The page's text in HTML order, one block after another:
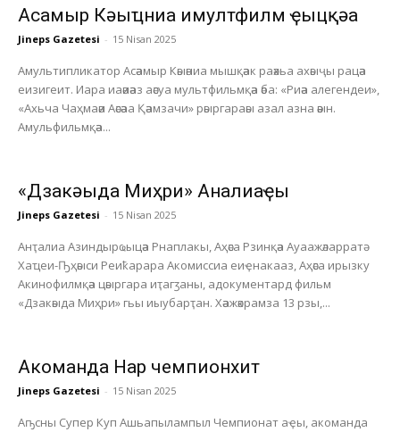
Асҭамыр Кәыҵниа имултфилм ҿыцқәа
Jineps Gazetesi - 15 Nisan 2025
Амультипликатор Асәамыр Кәыәниа мышқәак раәхьа ахәыҷы рацәа
еизигеит. Иара иаәиәаз аәсуа мультфильмқәа әба: «Риәа алегендеи»,
«Ахьча Чаҳмаәи Аәсәаа Қәамзачи» рәыргараәы азал азна әәын.
Амульфильмқәа...
«Дзакәыда Миҳри» Анҭалиаҿы
Jineps Gazetesi - 15 Nisan 2025
Анҭалиа Азиндырҩыцәа Рнаплакы, Аҳәса Рзинқәа Ауаажәларратә
Хаҵеи-Ҧҳәыси Реиҟарара Акомиссиа еиҿнакааз, Аҳәса ирызку
Акинофилмқәа цәыргара иҭагӡаны, адокументард фильм
«Дзакәыда Миҳри» гьы иыубарҭан. Хәажәкрамза 13 рзы,...
Акоманда Нарҭ чемпионхит
Jineps Gazetesi - 15 Nisan 2025
Аҧсны Супер Куп Ашьапылампыл Чемпионат аҿы, акоманда